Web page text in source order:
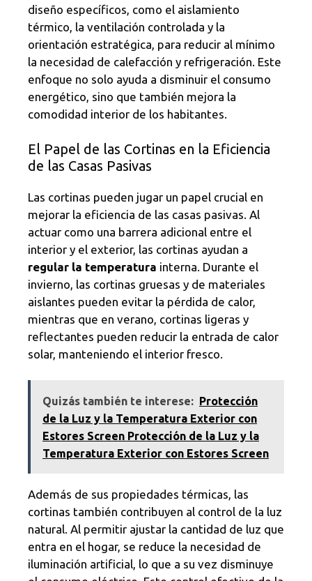
diseño específicos, como el aislamiento
térmico, la ventilación controlada y la
orientación estratégica, para reducir al mínimo
la necesidad de calefacción y refrigeración. Este
enfoque no solo ayuda a disminuir el consumo
energético, sino que también mejora la
comodidad interior de los habitantes.
El Papel de las Cortinas en la Eficiencia
de las Casas Pasivas
Las cortinas pueden jugar un papel crucial en
mejorar la eficiencia de las casas pasivas. Al
actuar como una barrera adicional entre el
interior y el exterior, las cortinas ayudan a
regular la temperatura interna. Durante el
invierno, las cortinas gruesas y de materiales
aislantes pueden evitar la pérdida de calor,
mientras que en verano, cortinas ligeras y
reflectantes pueden reducir la entrada de calor
solar, manteniendo el interior fresco.
Quizás también te interese: Protección
de la Luz y la Temperatura Exterior con
Estores Screen Protección de la Luz y la
Temperatura Exterior con Estores Screen
Además de sus propiedades térmicas, las
cortinas también contribuyen al control de la luz
natural. Al permitir ajustar la cantidad de luz que
entra en el hogar, se reduce la necesidad de
iluminación artificial, lo que a su vez disminuye